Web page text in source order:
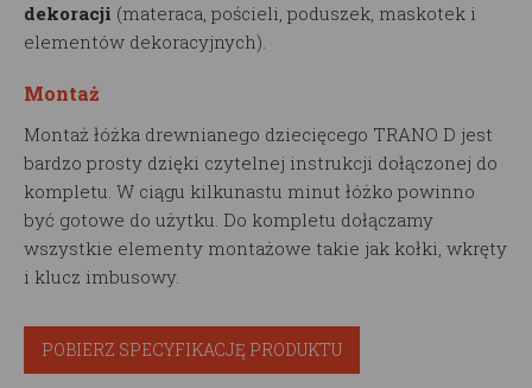
dekoracji (materaca, pościeli, poduszek, maskotek i
elementów dekoracyjnych).
Montaż
Montaż łóżka drewnianego dziecięcego TRANO D jest
bardzo prosty dzięki czytelnej instrukcji dołączonej do
kompletu. W ciągu kilkunastu minut łóżko powinno
być gotowe do użytku. Do kompletu dołączamy
wszystkie elementy montażowe takie jak kołki, wkręty
i klucz imbusowy.
POBIERZ SPECYFIKACJĘ PRODUKTU